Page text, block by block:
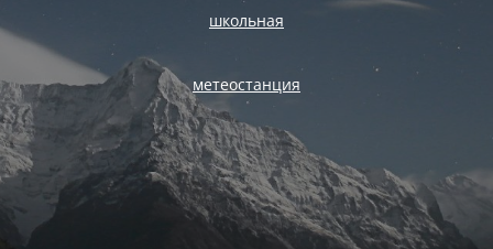
школьная
метеостанция